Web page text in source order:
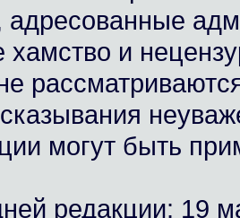
и
могут быть
редакции: 19